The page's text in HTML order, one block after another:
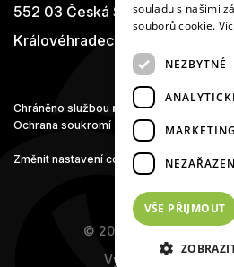
552 03 Česká Skalice
Královéhradecký kraj
Chráněno službou reCAPTCHA
Ochrana soukromí
Smluvní podmínky
Změnit nastavení cookies
© 2014 - 2026 Domovy
Vytvořeno s
souladu s našimi
souborů cookie.
NEZBYTNÉ
VŠE PŘIJMOUT